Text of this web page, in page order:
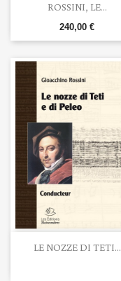
ROSSINI, LE...
240,00 €
LE NOZZE DI TETI...